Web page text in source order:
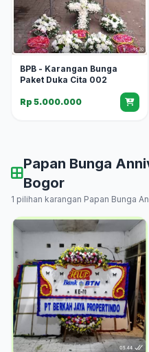
BPB - Karangan Bunga
Paket Duka Cita 002
Rp 5.000.000
Papan Bunga
Bogor
1 pilihan karangan Papan Bunga